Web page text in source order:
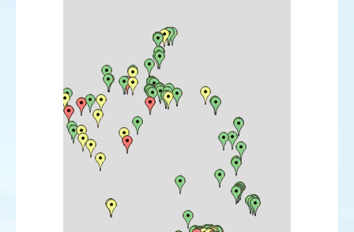
Puffin majeur
Puffin fuligineux
Puffin des Anglais
Puffin des Baléares
Puffin yelkouan
Océanite de Wilson
Océanite tempête
Océanite culblanc
Fou brun
Grand Cormoran
Cormoran huppé